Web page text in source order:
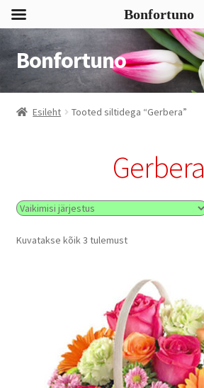
Liigu
navigeerimisele
Liigu
sisu
juurde
Bonfortuno
Esileht Tooted siltidega “Gerbera”
Gerbera
Kuvatakse kõik 3 tulemust
Bonfortuno